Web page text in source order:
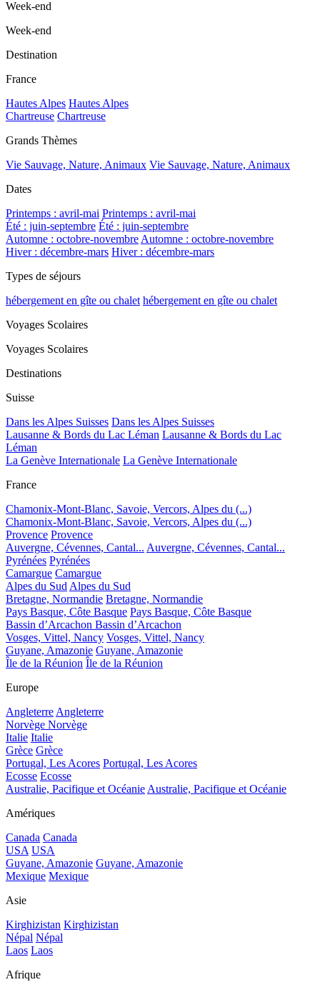
Week-end
Week-end
Destination
France
Hautes Alpes Hautes Alpes
Chartreuse Chartreuse
Grands Thèmes
Vie Sauvage, Nature, Animaux Vie Sauvage, Nature, Animaux
Dates
Printemps : avril-mai Printemps : avril-mai
Été : juin-septembre Été : juin-septembre
Automne : octobre-novembreAutomne : octobre-novembre
Hiver : décembre-mars Hiver : décembre-mars
Types de séjours
hébergement en gîte ou chalet hébergement en gîte ou chalet
Voyages Scolaires
Voyages Scolaires
Destinations
Suisse
Dans les Alpes Suisses Dans les Alpes Suisses
Lausanne & Bords du Lac Léman Lausanne & Bords du Lac
Léman
La Genève Internationale La Genève Internationale
France
Chamonix-Mont-Blanc, Savoie, Vercors, Alpes du (...)
Chamonix-Mont-Blanc, Savoie, Vercors, Alpes du (...)
Provence Provence
Auvergne, Cévennes, Cantal... Auvergne, Cévennes, Cantal...
Pyrénées Pyrénées
Camargue Camargue
Alpes du SudAlpes du Sud
Bretagne, Normandie Bretagne, Normandie
Pays Basque, Côte Basque Pays Basque, Côte Basque
Bassin d’Arcachon Bassin d’Arcachon
Vosges, Vittel, Nancy Vosges, Vittel, Nancy
Guyane, Amazonie Guyane, Amazonie
Île de la Réunion Île de la Réunion
Europe
AngleterreAngleterre
Norvège Norvège
Italie Italie
Grèce Grèce
Portugal, Les Acores Portugal, Les Acores
Ecosse Ecosse
Australie, Pacifique et OcéanieAustralie, Pacifique et Océanie
Amériques
Canada Canada
USA USA
Guyane, Amazonie Guyane, Amazonie
Mexique Mexique
Asie
Kirghizistan Kirghizistan
Népal Népal
Laos Laos
Afrique